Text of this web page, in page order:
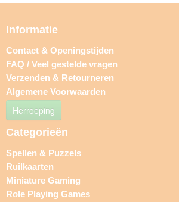
Informatie
Contact & Openingstijden
FAQ / Veel gestelde vragen
Verzenden & Retourneren
Algemene Voorwaarden
Herroeping
Categorieën
Spellen & Puzzels
Ruilkaarten
Miniature Gaming
Role Playing Games